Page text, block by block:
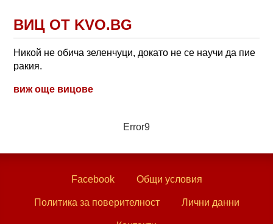
ВИЦ ОТ KVO.BG
Никой не обича зеленчуци, докато не се научи да пие
ракия.
виж още вицове
Error9
Facebook Общи условия
Политика за поверителност Лични данни